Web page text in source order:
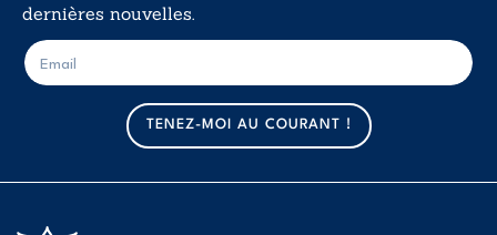
dernières nouvelles.
m
a
i
l
E
-
m
TENEZ-MOI AU COURANT !